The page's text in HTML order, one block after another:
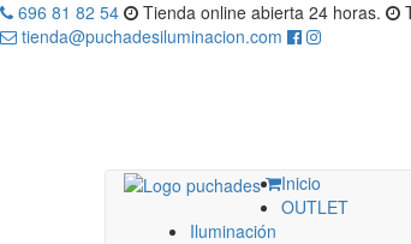
696 81 82 54 Tienda online abierta 24 horas.
tienda@puchadesiluminacion.com
Inicio
OUTLET
Iluminación